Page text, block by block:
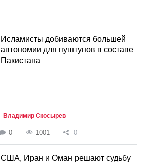
Исламисты добиваются большей
автономии для пуштунов в составе
Пакистана
Владимир Скосырев
0 1001 0
США, Иран и Оман решают судьбу